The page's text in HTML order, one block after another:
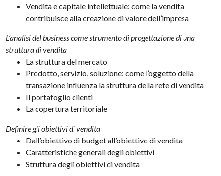
Vendita e capitale intellettuale: come la vendita
contribuisce alla creazione di valore dell’impresa
L’analisi del business come strumento di progettazione di una
struttura di vendita
La struttura del mercato
Prodotto, servizio, soluzione: come l’oggetto della
transazione influenza la struttura della rete di vendita
Il portafoglio clienti
La copertura territoriale
Definire gli obiettivi di vendita
Dall’obiettivo di budget all’obiettivo di vendita
Caratteristiche generali degli obiettivi
Struttura degli obiettivi di vendita